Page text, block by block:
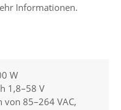
Informationen.
W
1,8–58 V
von 85–264 VAC,